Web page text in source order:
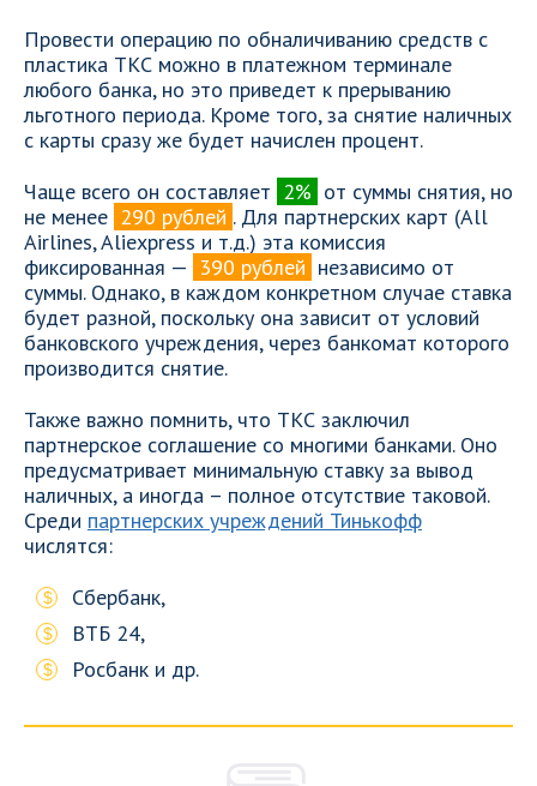
Провести операцию по обналичиванию средств с
пластика ТКС можно в платежном терминале
любого банка, но это приведет к прерыванию
льготного периода. Кроме того, за снятие наличных
с карты сразу же будет начислен процент.
Чаще всего он составляет 2% от суммы снятия, но
не менее 290 рублей . Для партнерских карт (All
Airlines, Aliexpress и т.д.) эта комиссия
фиксированная — 390 рублей независимо от
суммы. Однако, в каждом конкретном случае ставка
будет разной, поскольку она зависит от условий
банковского учреждения, через банкомат которого
производится снятие.
Также важно помнить, что ТКС заключил
партнерское соглашение со многими банками. Оно
предусматривает минимальную ставку за вывод
наличных, а иногда – полное отсутствие таковой.
Среди партнерских учреждений Тинькофф
числятся:
Сбербанк,
ВТБ 24,
Росбанк и др.